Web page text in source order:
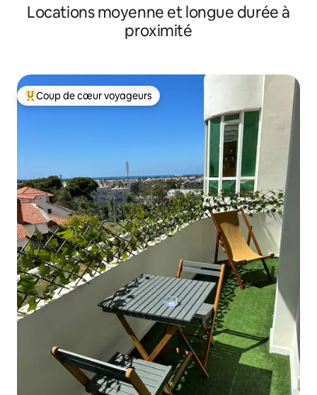
Locations moyenne et longue durée à
proximité
Coups de cœur voyageurs les plus appréciés
Coup de cœur voyageurs